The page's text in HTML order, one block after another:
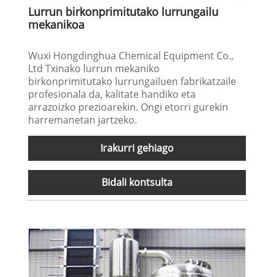
Lurrun birkonprimitutako lurrungailu
mekanikoa
Wuxi Hongdinghua Chemical Equipment Co.,
Ltd Txinako lurrun mekaniko
birkonprimitutako lurrungailuen fabrikatzaile
profesionala da, kalitate handiko eta
arrazoizko prezioarekin. Ongi etorri gurekin
harremanetan jartzeko.
Irakurri gehiago
Bidali kontsulta